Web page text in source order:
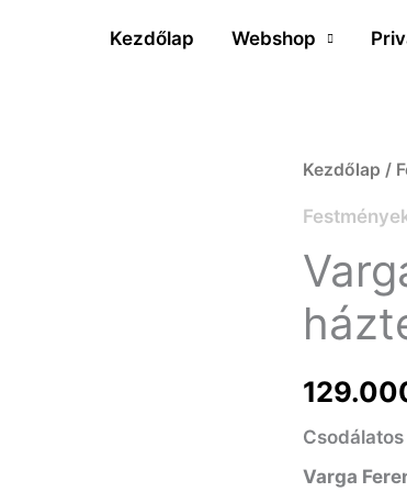
Kezdőlap Webshop
Kezdőlap /
Varga
Varga
Ferenc
2019)
Lila
1995
mennyiség